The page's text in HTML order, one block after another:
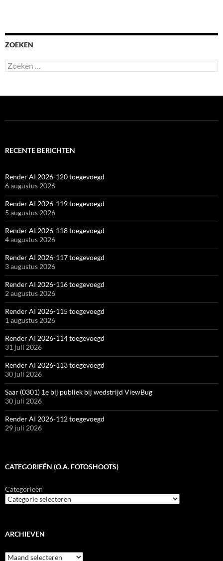
ZOEKEN
Zoeken
naar:
RECENTE BERICHTEN
Render AI 2026-120 toegevoegd
6 augustus 2026
Render AI 2026-119 toegevoegd
5 augustus 2026
Render AI 2026-118 toegevoegd
4 augustus 2026
Render AI 2026-117 toegevoegd
3 augustus 2026
Render AI 2026-116 toegevoegd
2 augustus 2026
Render AI 2026-115 toegevoegd
1 augustus 2026
Render AI 2026-114 toegevoegd
31 juli 2026
Render AI 2026-113 toegevoegd
30 juli 2026
Saar (0301) 1e bij publiek bij wedstrijd ViewBug
30 juli 2026
Render AI 2026-112 toegevoegd
29 juli 2026
CATEGORIEËN (O.A. FOTOSHOOTS)
Categorieën
ARCHIEVEN
Archieven